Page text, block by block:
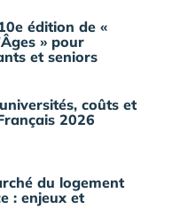
édition de «
» pour
et seniors
coûts et
2026
du logement
: enjeux et